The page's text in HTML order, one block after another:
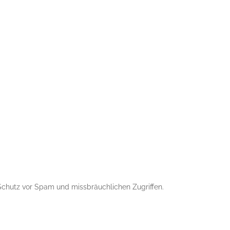
vor Spam und missbräuchlichen Zugriffen.